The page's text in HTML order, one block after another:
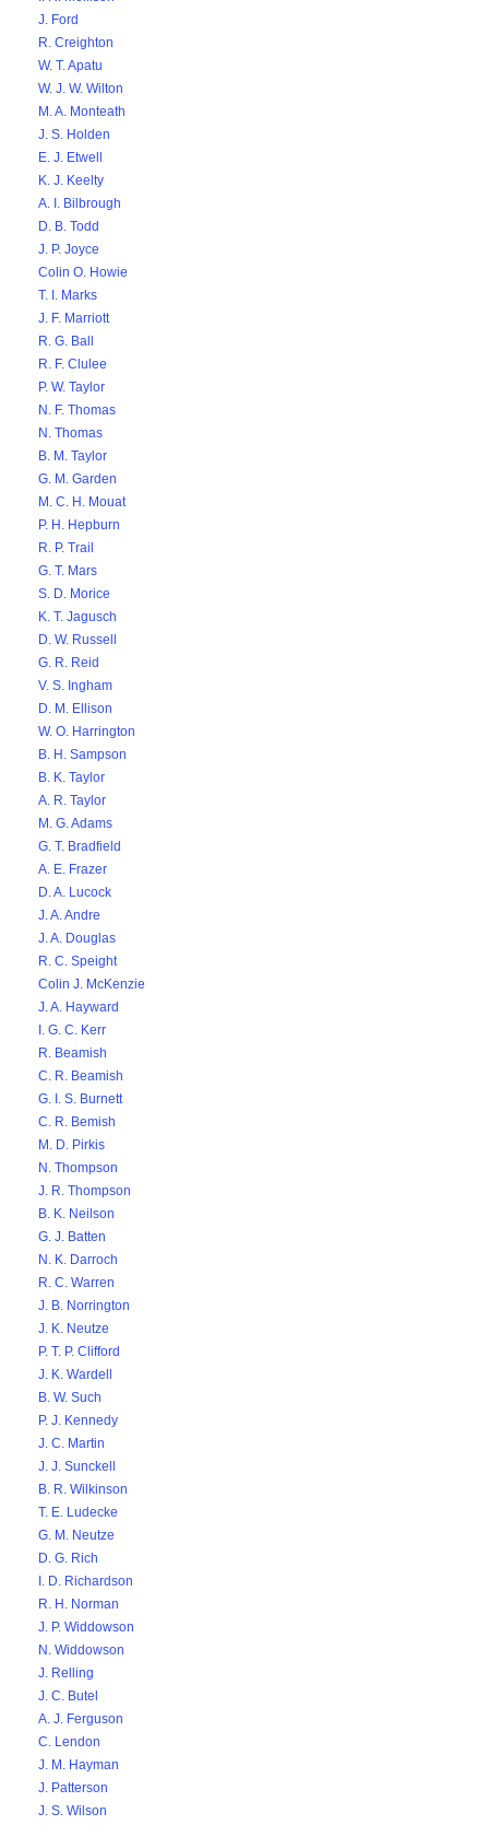
J. Ford
R. Creighton
W. T. Apatu
W. J. W. Wilton
M. A. Monteath
J. S. Holden
E. J. Etwell
K. J. Keelty
A. I. Bilbrough
D. B. Todd
J. P. Joyce
Colin O. Howie
T. I. Marks
J. F. Marriott
R. G. Ball
R. F. Clulee
P. W. Taylor
N. F. Thomas
N. Thomas
B. M. Taylor
G. M. Garden
M. C. H. Mouat
P. H. Hepburn
R. P. Trail
G. T. Mars
S. D. Morice
K. T. Jagusch
D. W. Russell
G. R. Reid
V. S. Ingham
D. M. Ellison
W. O. Harrington
B. H. Sampson
B. K. Taylor
A. R. Taylor
M. G. Adams
G. T. Bradfield
A. E. Frazer
D. A. Lucock
J. A. Andre
J. A. Douglas
R. C. Speight
Colin J. McKenzie
J. A. Hayward
I. G. C. Kerr
R. Beamish
C. R. Beamish
G. I. S. Burnett
C. R. Bemish
M. D. Pirkis
N. Thompson
J. R. Thompson
B. K. Neilson
G. J. Batten
N. K. Darroch
R. C. Warren
J. B. Norrington
J. K. Neutze
P. T. P. Clifford
J. K. Wardell
B. W. Such
P. J. Kennedy
J. C. Martin
J. J. Sunckell
B. R. Wilkinson
T. E. Ludecke
G. M. Neutze
D. G. Rich
I. D. Richardson
R. H. Norman
J. P. Widdowson
N. Widdowson
J. Relling
J. C. Butel
A. J. Ferguson
C. Lendon
J. M. Hayman
J. Patterson
J. S. Wilson